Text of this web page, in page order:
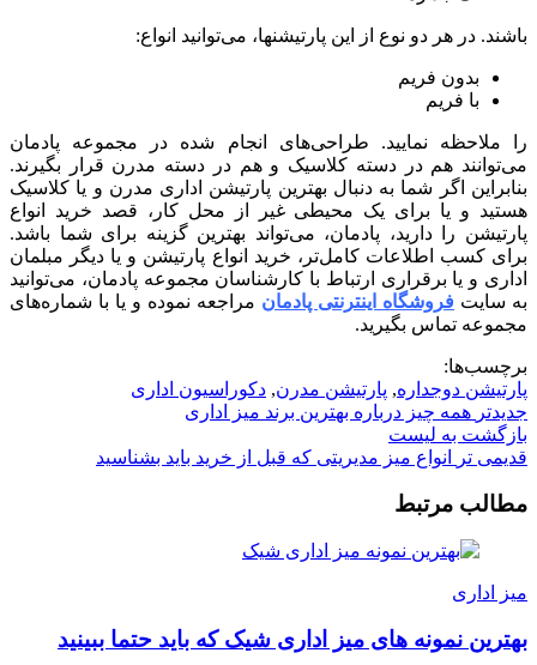
باشند. در هر دو نوع از این پارتیشنها، می‌توانید انواع:
بدون فریم
با فریم
را ملاحظه نمایید. طراحی‌های انجام شده در مجموعه پادمان
می‌توانند هم در دسته کلاسیک و هم در دسته مدرن قرار بگیرند.
بنابراین اگر شما به دنبال بهترین پارتیشن اداری مدرن و یا کلاسیک
هستید و یا برای یک محیطی غیر از محل کار، قصد خرید انواع
پارتیشن را دارید، پادمان، می‌تواند بهترین گزینه برای شما باشد.
برای کسب اطلاعات کامل‌تر، خرید انواع پارتیشن و یا دیگر مبلمان
اداری و یا برقراری ارتباط با کارشناسان مجموعه پادمان، می‌توانید
به سایت فروشگاه اینترنتی پادمان مراجعه نموده و یا با شماره‌های
مجموعه تماس بگیرید.
برچسب‌ها:
پارتیشن دوجداره, پارتیشن مدرن, دکوراسیون اداری
جدیدتر همه چیز درباره بهترین برند میز اداری
بازگشت به لیست
قدیمی تر
انواع میز مدیریتی که قبل از خرید باید بشناسید
مطالب مرتبط
میز اداری
بهترین نمونه های میز اداری شیک که باید حتما ببینید